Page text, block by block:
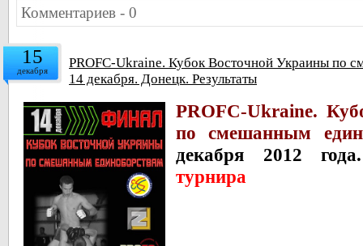
Комментариев - 0
15
декабря
PROFC-Ukraine. Кубок Восточной Украины по
14 декабря. Донецк. Результаты
PROFC-Ukraine.
по смешанным
декабря 2012
турнира